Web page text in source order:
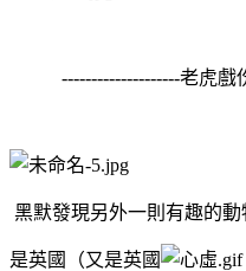
--------------------老虎戲
黑默發現另外一則有趣的動
是英國（又是英國